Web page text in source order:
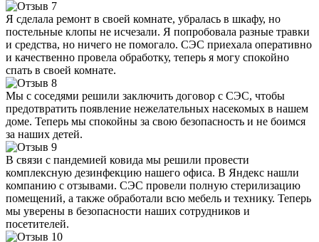
Я сделала ремонт в своей комнате, убралась в шкафу, но
постельные клопы не исчезали. Я попробовала разные травки
и средства, но ничего не помогало. СЭС приехала оперативно
и качественно провела обработку, теперь я могу спокойно
спать в своей комнате.
Мы с соседями решили заключить договор с СЭС, чтобы
предотвратить появление нежелательных насекомых в нашем
доме. Теперь мы спокойны за свою безопасность и не боимся
за наших детей.
В связи с пандемией ковида мы решили провести
комплексную дезинфекцию нашего офиса. В Яндекс нашли
компанию с отзывами. СЭС провели полную стерилизацию
помещений, а также обработали всю мебель и технику. Теперь
мы уверены в безопасности наших сотрудников и
посетителей.